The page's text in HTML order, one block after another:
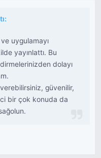
uygulamayı
yayınlattı. Bu
dolayı
güvenilir,
bir çok konuda da